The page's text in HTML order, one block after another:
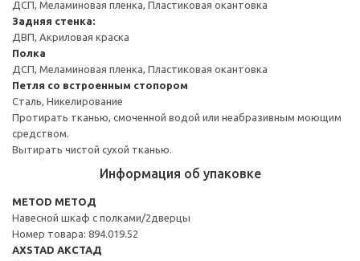
ДСП, Меламиновая пленка, Пластиковая окантовка
Задняя стенка:
ДВП, Акриловая краска
Полка
ДСП, Меламиновая пленка, Пластиковая окантовка
Петля со встроенным стопором
Сталь, Никелирование
Протирать тканью, смоченной водой или неабразивным моющим
средством.
Вытирать чистой сухой тканью.
Информация об упаковке
METOD МЕТОД
Навесной шкаф с полками/2дверцы
Номер товара: 894.019.52
AXSTAD АКСТАД